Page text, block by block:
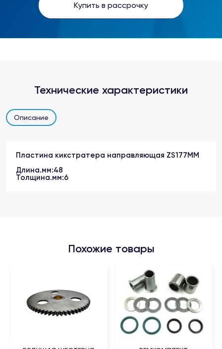
Купить в рассрочку
Технические характеристики
Описание
Пластина кикстратера направляющая ZS177MM
Длина.мм:48
Толщина.мм:6
Похожие товары